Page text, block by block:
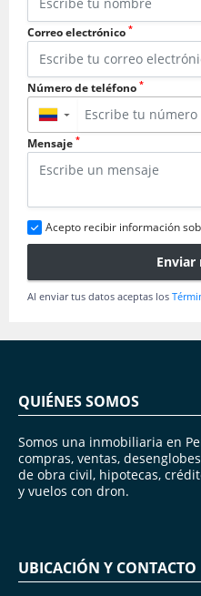
Correo electrónico *
Número de teléfono *
▼
Mensaje *
Acepto recibir información
Enviar
Al enviar tus datos aceptas los
QUIÉNES SOMOS
Somos una inmobiliaria en
compras, ventas,
de obra civil, hipotecas,
y vuelos con dron.
UBICACIÓN Y CONTACTO